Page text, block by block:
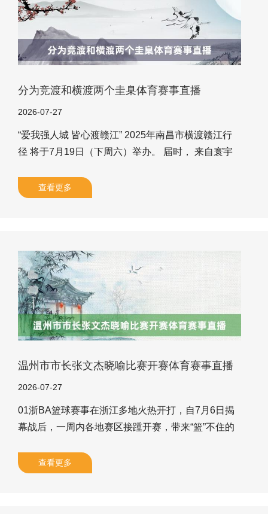
个名目中尽情推崇。比赛现场，小选手们规范的泳姿
和果决的厚实获
分为竞渡和横渡两个圭臬体育赛事直播
2026-07-27
“爱我强人城 皆心渡赣江” 2025年南昌市横渡赣江行
径 将于7月19日（下周六）举办。 届时， 来自寰宇
寰宇强人城品牌， 展现南昌东说念主民 “自信、极
政府主理，南昌市体育局、西湖区东说念主民政府、
红谷滩区东说念主民政府经办，分为竞渡和横渡两个
圭臬，遴荐面向省表里招募和市属各县区长入组织东
说念主员的方
查看更多
温州市市长张文杰晓喻比赛开赛体育赛事直播
2026-07-27
01浙BA篮球赛事在浙江多地火热开打，自7月6日揭
幕战后，一周内各地赛区接踵开赛，带来“篮”不住的
党政“一霸手”现身不雅赛打call，体现了对赛事的爱
查看更多